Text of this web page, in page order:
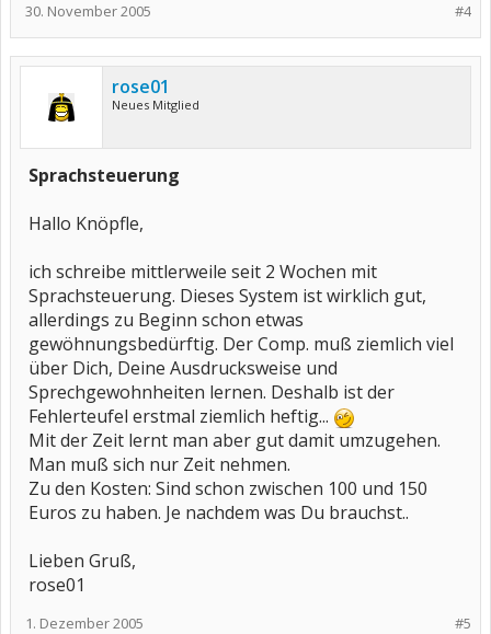
#4
30. November 2005
rose01
Neues Mitglied
Sprachsteuerung
Hallo Knöpfle,
ich schreibe mittlerweile seit 2 Wochen mit
Sprachsteuerung. Dieses System ist wirklich gut,
allerdings zu Beginn schon etwas
gewöhnungsbedürftig. Der Comp. muß ziemlich viel
über Dich, Deine Ausdrucksweise und
Sprechgewohnheiten lernen. Deshalb ist der
Fehlerteufel erstmal ziemlich heftig...
Mit der Zeit lernt man aber gut damit umzugehen.
Man muß sich nur Zeit nehmen.
Zu den Kosten: Sind schon zwischen 100 und 150
Euros zu haben. Je nachdem was Du brauchst..
Lieben Gruß,
rose01
#5
1. Dezember 2005